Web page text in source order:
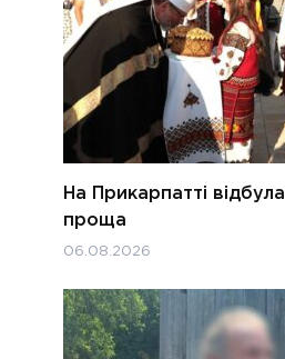
На Прикарпатті
проща
06.08.2026